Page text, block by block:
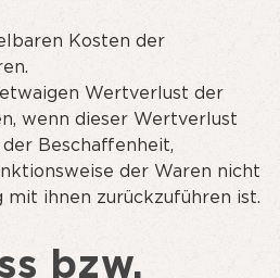
Kosten der
Wertverlust der
wenn dieser Wertverlust
Beschaffenheit,
der Waren nicht
mit ihnen zurückzuführen ist.
bzw.